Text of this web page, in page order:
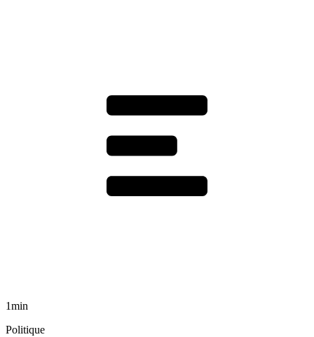
1min
Politique